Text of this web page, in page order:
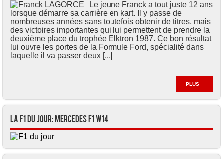
Le jeune Franck a tout juste 12 ans
lorsque démarre sa carrière en kart. Il y passe de
nombreuses années sans toutefois obtenir de titres, mais
des victoires importantes qui lui permettent de prendre la
deuxième place du trophée Elktron 1987. Ce bon résultat
lui ouvre les portes de la Formule Ford, spécialité dans
laquelle il va passer deux [...]
PLUS
La F1 du jour: Mercedes F1 W14